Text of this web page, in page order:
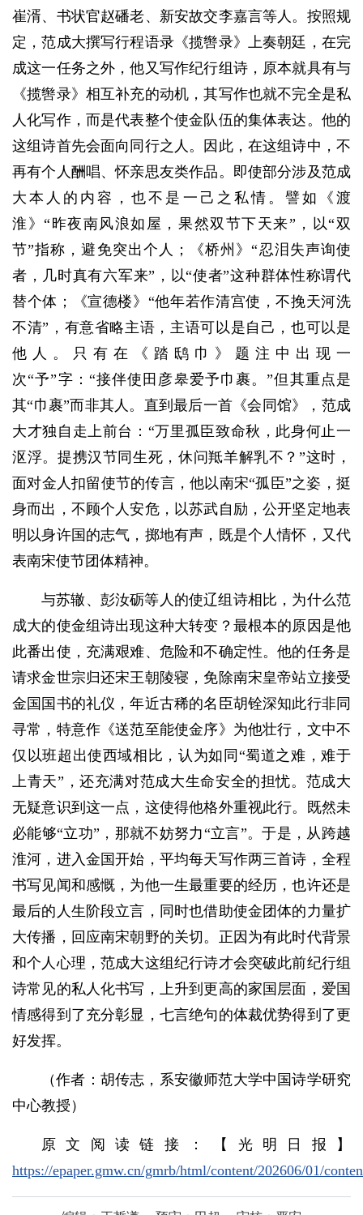
崔湑、书状官赵磻老、新安故交李嘉言等人。按照规
定，范成大撰写行程语录《揽辔录》上奏朝廷，在完
成这一任务之外，他又写作纪行组诗，原本就具有与
《揽辔录》相互补充的动机，其写作也就不完全是私
人化写作，而是代表整个使金队伍的集体表达。他的
这组诗首先会面向同行之人。因此，在这组诗中，不
再有个人酬唱、怀亲思友类作品。即使部分涉及范成
大本人的内容，也不是一己之私情。譬如《渡
淮》“昨夜南风浪如屋，果然双节下天来”，以“双
节”指称，避免突出个人；《桥州》“忍泪失声询使
者，几时真有六军来”，以“使者”这种群体性称谓代
替个体；《宣德楼》“他年若作清宫使，不挽天河洗
不清”，有意省略主语，主语可以是自己，也可以是
他人。只有在《踏鸱巾》题注中出现一
次“予”字：“接伴使田彦皋爱予巾裹。”但其重点是
其“巾裹”而非其人。直到最后一首《会同馆》，范成
大才独自走上前台：“万里孤臣致命秋，此身何止一
沤浮。提携汉节同生死，休问羝羊解乳不？”这时，
面对金人扣留使节的传言，他以南宋“孤臣”之姿，挺
身而出，不顾个人安危，以苏武自励，公开坚定地表
明以身许国的志气，掷地有声，既是个人情怀，又代
表南宋使节团体精神。
与苏辙、彭汝砺等人的使辽组诗相比，为什么范
成大的使金组诗出现这种大转变？最根本的原因是他
此番出使，充满艰难、危险和不确定性。他的任务是
请求金世宗归还宋王朝陵寝，免除南宋皇帝站立接受
金国国书的礼仪，年近古稀的名臣胡铨深知此行非同
寻常，特意作《送范至能使金序》为他壮行，文中不
仅以班超出使西域相比，认为如同“蜀道之难，难于
上青天”，还充满对范成大生命安全的担忧。范成大
无疑意识到这一点，这使得他格外重视此行。既然未
必能够“立功”，那就不妨努力“立言”。于是，从跨越
淮河，进入金国开始，平均每天写作两三首诗，全程
书写见闻和感慨，为他一生最重要的经历，也许还是
最后的人生阶段立言，同时也借助使金团体的力量扩
大传播，回应南宋朝野的关切。正因为有此时代背景
和个人心理，范成大这组纪行诗才会突破此前纪行组
诗常见的私人化书写，上升到更高的家国层面，爱国
情感得到了充分彰显，七言绝句的体裁优势得到了更
好发挥。
（作者：胡传志，系安徽师范大学中国诗学研究
中心教授）
原文阅读链接：【光明日报】
https://epaper.gmw.cn/gmrb/html/content/202606/01/